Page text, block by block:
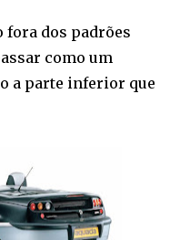
fora dos padrões
como um
a parte inferior que